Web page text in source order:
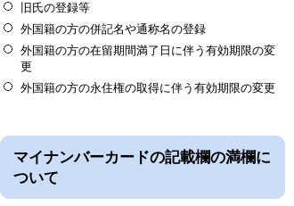
旧氏の登録等
外国籍の方の併記名や通称名の登録
外国籍の方の在留期間満了日に伴う有効期限の変
更
外国籍の方の永住権の取得に伴う有効期限の変更
マイナンバーカードの記載欄の満欄に
ついて